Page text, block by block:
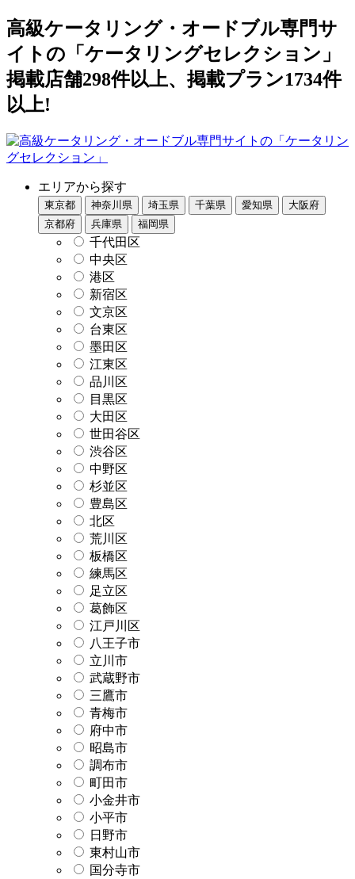
高級ケータリング・オードブル専門サ
イトの「ケータリングセレクション」
掲載店舗298件以上、掲載プラン1734件
以上!
エリアから探す
東京都 神奈川県 埼玉県 千葉県 愛知県
大阪府
京都府
兵庫県 福岡県
千代田区
中央区
港区
新宿区
文京区
台東区
墨田区
江東区
品川区
目黒区
大田区
世田谷区
渋谷区
中野区
杉並区
豊島区
北区
荒川区
板橋区
練馬区
足立区
葛飾区
江戸川区
八王子市
立川市
武蔵野市
三鷹市
青梅市
府中市
昭島市
調布市
町田市
小金井市
小平市
日野市
東村山市
国分寺市